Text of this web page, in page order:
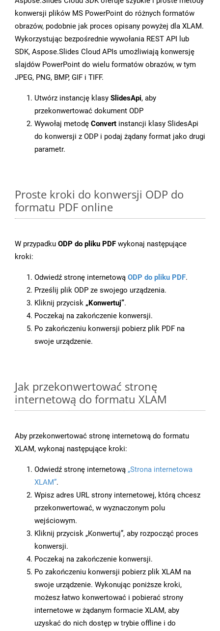
konwersji plików MS PowerPoint do różnych formatów
obrazów, podobnie jak proces opisany powyżej dla XLAM.
Wykorzystując bezpośrednie wywołania REST API lub
SDK, Aspose.Slides Cloud APIs umożliwiają konwersję
slajdów PowerPoint do wielu formatów obrazów, w tym
JPEG, PNG, BMP, GIF i TIFF.
Utwórz instancję klasy SlidesApi, aby
przekonwertować dokument ODP
Wywołaj metodę Convert instancji klasy SlidesApi
do konwersji z ODP i podaj żądany format jako drugi
parametr.
Proste kroki do konwersji ODP do
formatu PDF online
W przypadku ODP do pliku PDF wykonaj następujące
kroki:
Odwiedź stronę internetową ODP do pliku PDF.
Prześlij plik ODP ze swojego urządzenia.
Kliknij przycisk „Konwertuj”.
Poczekaj na zakończenie konwersji.
Po zakończeniu konwersji pobierz plik PDF na
swoje urządzenie.
Jak przekonwertować stronę
internetową do formatu XLAM
Aby przekonwertować stronę internetową do formatu
XLAM, wykonaj następujące kroki:
Odwiedź stronę internetową „Strona internetowa
XLAM”.
Wpisz adres URL strony internetowej, którą chcesz
przekonwertować, w wyznaczonym polu
wejściowym.
Kliknij przycisk „Konwertuj”, aby rozpocząć proces
konwersji.
Poczekaj na zakończenie konwersji.
Po zakończeniu konwersji pobierz plik XLAM na
swoje urządzenie. Wykonując poniższe kroki,
możesz łatwo konwertować i pobierać strony
internetowe w żądanym formacie XLAM, aby
uzyskać do nich dostęp w trybie offline i do